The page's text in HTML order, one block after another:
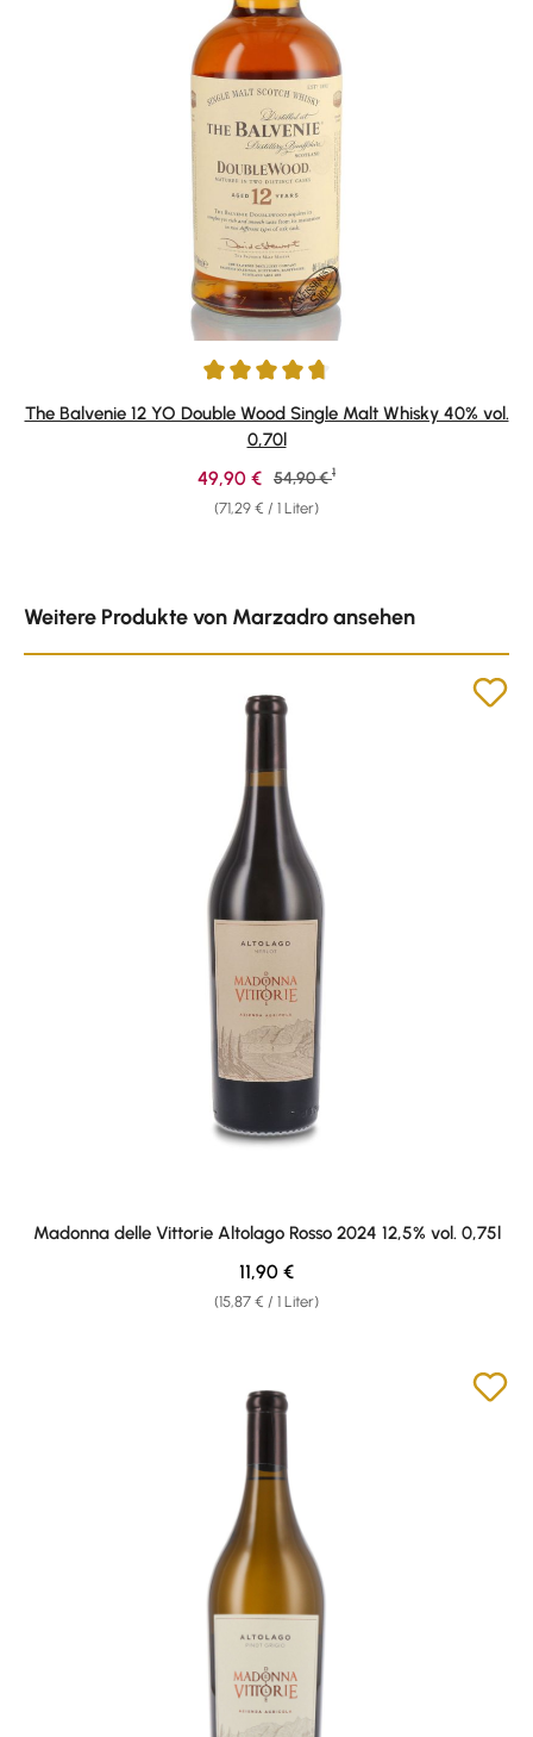
Durchschnittliche Bewertung von 4.86 von 5 Sternen
The Balvenie 12 YO Double Wood Single Malt Whisky 40% vol.
0,70l
(71,29 € / 1 Liter)
Verkaufspreis:
49,90 € Regulärer Preis:
54,90 € 1
Weitere Produkte von Marzadro ansehen
Madonna delle Vittorie Altolago Rosso 2024 12,5% vol. 0,75l
(15,87 € / 1 Liter)
Regulärer Preis:
11,90 €